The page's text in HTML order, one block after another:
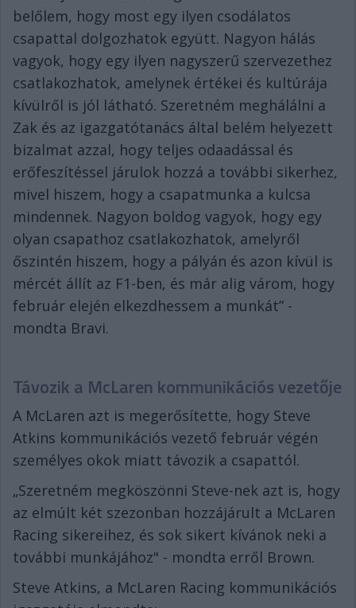
belőlem, hogy most egy ilyen csodálatos
csapattal dolgozhatok együtt. Nagyon hálás
vagyok, hogy egy ilyen nagyszerű szervezethez
csatlakozhatok, amelynek értékei és kultúrája
kívülről is jól látható. Szeretném meghálálni a
Zak és az igazgatótanács által belém helyezett
bizalmat azzal, hogy teljes odaadással és
erőfeszítéssel járulok hozzá a további sikerhez,
mivel hiszem, hogy a csapatmunka a kulcsa
mindennek. Nagyon boldog vagyok, hogy egy
olyan csapathoz csatlakozhatok, amelyről
őszintén hiszem, hogy a pályán és azon kívül is
mércét állít az F1-ben, és már alig várom, hogy
február elején elkezdhessem a munkát” -
mondta Bravi.
Távozik a McLaren kommunikációs vezetője
A McLaren azt is megerősítette, hogy Steve
Atkins kommunikációs vezető február végén
személyes okok miatt távozik a csapattól.
„Szeretném megköszönni Steve-nek azt is, hogy
az elmúlt két szezonban hozzájárult a McLaren
Racing sikereihez, és sok sikert kívánok neki a
további munkájához" - mondta erről Brown.
Steve Atkins, a McLaren Racing kommunikációs